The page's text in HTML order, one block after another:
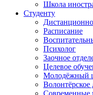
Школа
Студенту
Расписание
Психолог
Заочное
Целевое
Молодёжный
Современные